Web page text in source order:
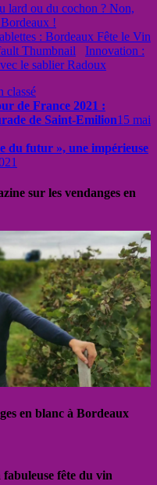
lard ou du cochon ? Non,
Bordeaux !
: Bordeaux Fête le Vin
Innovation :
le sablier Radoux
classé
de France 2021 :
de Saint-Emilion15 mai
du futur », une impérieuse
sur les vendanges en
en blanc à Bordeaux
fête du vin